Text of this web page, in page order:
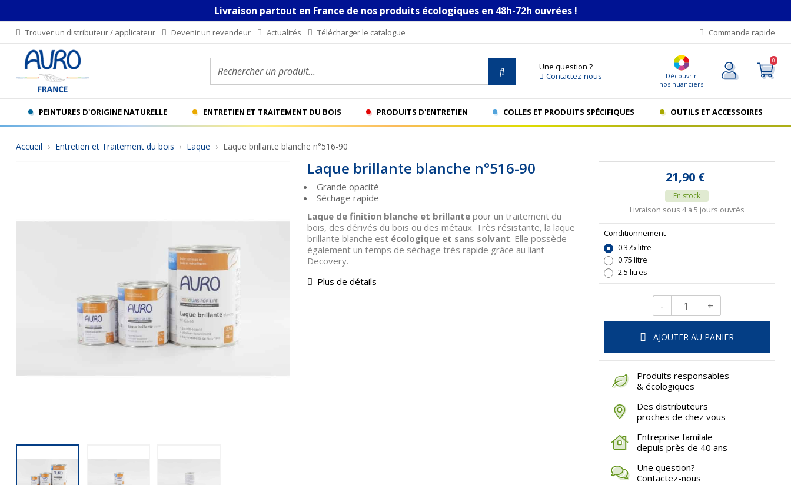
Livraison partout en France de nos produits écologiques en 48h-72h ouvrées !
Trouver un distributeur / applicateur Devenir un revendeur Actualités Télécharger le catalogue Commande rapide
Une question ?
Contactez-nous
Découvrir
nos nuanciers
Rechercher un produit... 0
PEINTURES D'ORIGINE NATURELLE ENTRETIEN ET TRAITEMENT DU BOIS PRODUITS D'ENTRETIEN COLLES ET PRODUITS SPÉCIFIQUES OUTILS ET ACCESSOIRES
Accueil Entretien et Traitement du bois Laque Laque brillante blanche n°516-90
Laque brillante blanche n°516-90
Grande opacité
Séchage rapide
Laque de finition blanche et brillante pour un traitement du
bois, des dérivés du bois ou des métaux. Très résistante, la laque
brillante blanche est écologique et sans solvant. Elle possède
également un temps de séchage très rapide grâce au liant
Decovery.
Plus de détails
21,90 €
En stock
Livraison sous 4 à 5 jours ouvrés
Conditionnement
0.375 litre
0.75 litre
2.5 litres
Qté.
- +
AJOUTER AU PANIER
Produits responsables
& écologiques
Des distributeurs
proches de chez vous
Entreprise familale
depuis près de 40 ans
Une question?
Contactez-nous